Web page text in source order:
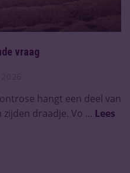
vraag
hangt een deel van
draadje. Vo ... Lees